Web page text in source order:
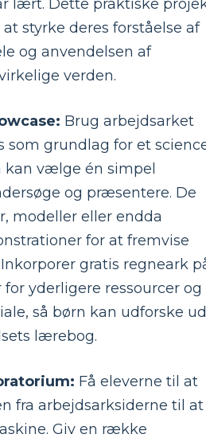
lært. Dette praktiske
styrke deres forståelse af
og anvendelsen af
verden.
Brug arbejdsarket
som grundlag for et
kan vælge én simpel
og præsentere. De
modeller eller endda
for at fremvise
gratis regneark
yderligere ressourcer og
så børn kan udforske ud
lærebog.
Få eleverne til at
fra arbejdsarksiderne til at
Giv en række